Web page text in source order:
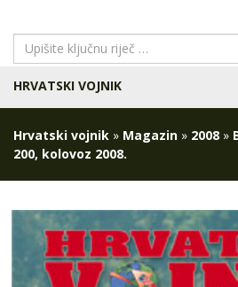
HRVATSKI VOJNIK
Hrvatski vojnik » Magazin » 2008 »
200, kolovoz 2008.